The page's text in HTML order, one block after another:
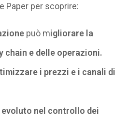
Paper per scoprire:
può migliorare la
chain e delle operazioni.
i prezzi e i canali di
evoluto nel controllo dei